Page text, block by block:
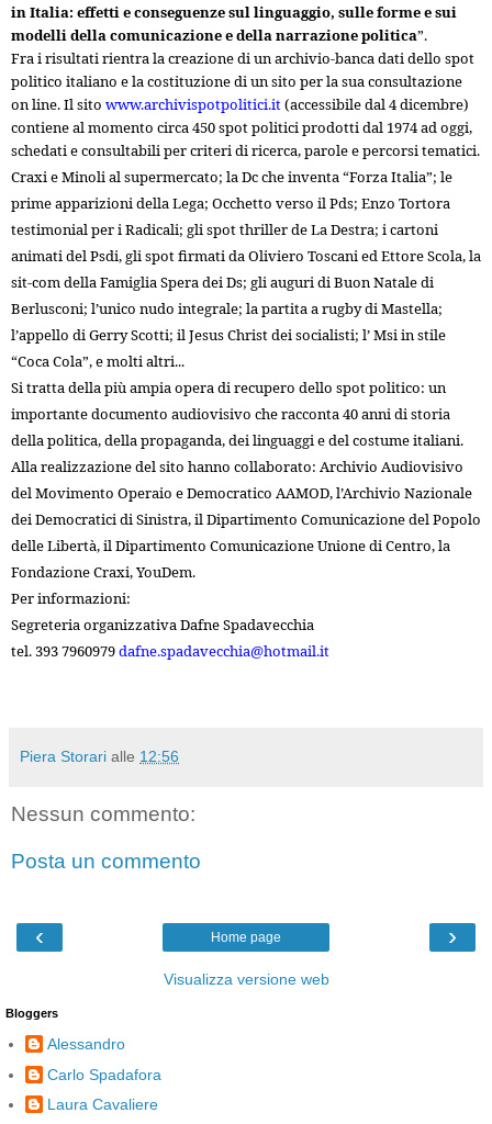
in Italia: effetti e conseguenze sul linguaggio, sulle forme e sui
modelli della comunicazione e della narrazione politica”.
Fra i risultati rientra la creazione di un archivio-banca dati dello spot
politico italiano e la costituzione di un sito per la sua consultazione
on line. Il sito www.archivispotpolitici.it(accessibile dal 4 dicembre)
contiene al momento circa 450 spot politici prodotti dal 1974 ad oggi,
schedati e consultabili per criteri di ricerca, parole e percorsi tematici.
Craxi e Minoli al supermercato; la Dc che inventa “Forza Italia”; le
prime apparizioni della Lega; Occhetto verso il Pds; Enzo Tortora
testimonial per i Radicali; gli spot thriller de La Destra; i cartoni
animati del Psdi, gli spot firmati da Oliviero Toscani ed Ettore Scola, la
sit-com della Famiglia Spera dei Ds; gli auguri di Buon Natale di
Berlusconi; l’unico nudo integrale; la partita a rugby di Mastella;
l’appello di Gerry Scotti; il Jesus Christ dei socialisti; l’ Msi in stile
“Coca Cola”, e molti altri...
Si tratta della più ampia opera di recupero dello spot politico: un
importante documento audiovisivo che racconta 40 anni di storia
della politica, della propaganda, dei linguaggi e del costume italiani.
Alla realizzazione del sito hanno collaborato: Archivio Audiovisivo
del Movimento Operaio e Democratico AAMOD, l’Archivio Nazionale
dei Democratici di Sinistra, il Dipartimento Comunicazione del Popolo
delle Libertà, il Dipartimento Comunicazione Unione di Centro, la
Fondazione Craxi, YouDem.
Per informazioni:
Segreteria organizzativa Dafne Spadavecchia
tel. 393 7960979dafne.spadavecchia@hotmail.it
Piera Storari alle 12:56
Nessun commento:
Posta un commento
‹ ›
Home page
Visualizza versione web
Bloggers
Alessandro
Carlo Spadafora
Laura Cavaliere